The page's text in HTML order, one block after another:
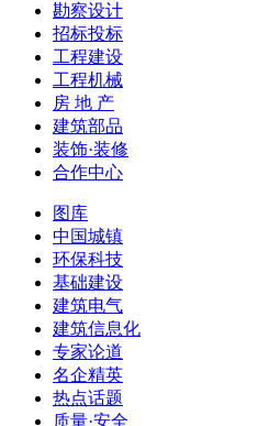
勘察设计
招标投标
工程建设
工程机械
房 地 产
建筑部品
装饰·装修
合作中心
图库
中国城镇
环保科技
基础建设
建筑电气
建筑信息化
专家论道
名企精英
热点话题
质量·安全